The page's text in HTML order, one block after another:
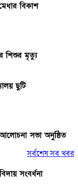
বিকাশ
শিশুর মৃত্যু
ছুটি
সভা অনুষ্ঠিত
সর্বশেষ সব খবর
সংবর্ধনা